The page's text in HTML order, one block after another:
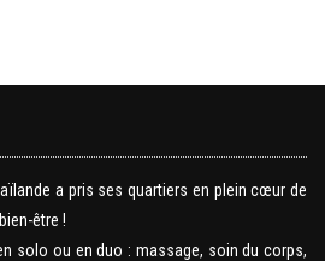
a pris ses quartiers en plein cœur de
être !
solo ou en duo : massage, soin du corps,